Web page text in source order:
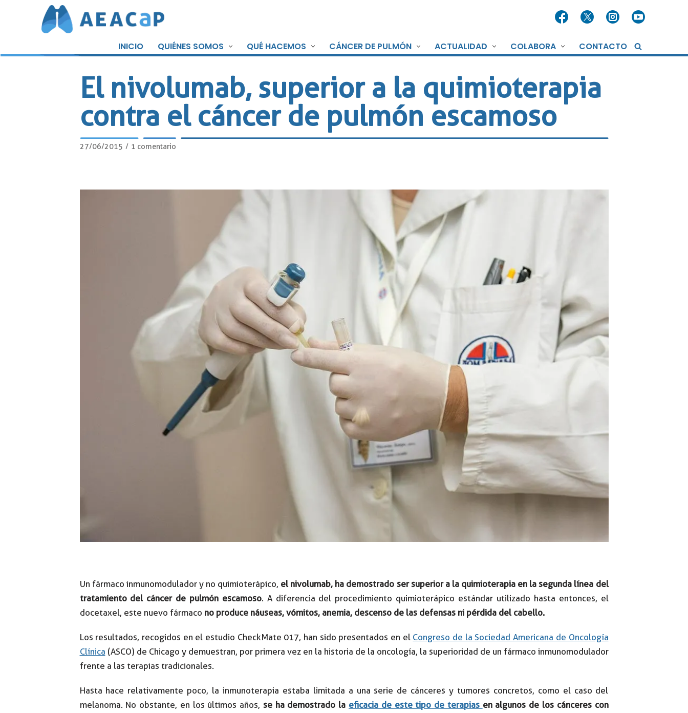
contenido
INICIO QUIÉNES SOMOS QUÉ HACEMOS CÁNCER DE PULMÓN ACTUALIDAD COLABORA CONTACTO
El nivolumab, superior a la quimioterapia
contra el cáncer de pulmón escamoso
27/06/2015 1 comentario
Un fármaco inmunomodulador y no quimioterápico, el nivolumab, ha demostrado ser superior a la quimioterapia en la segunda línea del
tratamiento del cáncer de pulmón escamoso. A diferencia del procedimiento quimioterápico estándar utilizado hasta entonces, el
docetaxel, este nuevo fármaco no produce náuseas, vómitos, anemia, descenso de las defensas ni pérdida del cabello.
Los resultados, recogidos en el estudio CheckMate 017, han sido presentados en el Congreso de la Sociedad Americana de Oncología
Clínica (ASCO) de Chicago y demuestran, por primera vez en la historia de la oncología, la superioridad de un fármaco inmunomodulador
frente a las terapias tradicionales.
Hasta hace relativamente poco, la inmunoterapia estaba limitada a una serie de cánceres y tumores concretos, como el caso del
melanoma. No obstante, en los últimos años, se ha demostrado la eficacia de este tipo de terapias en algunos de los cánceres con